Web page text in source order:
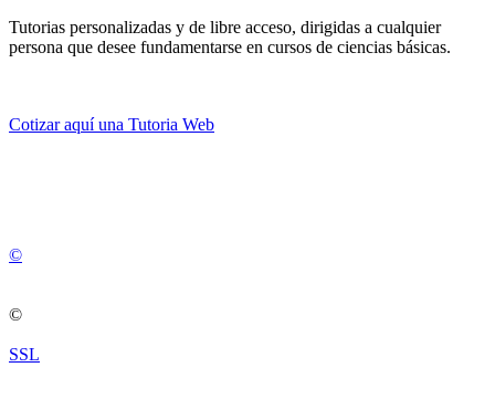
Tutorias personalizadas y de libre acceso, dirigidas a cualquier
persona que desee fundamentarse en cursos de ciencias básicas.
Cotizar aquí una Tutoria Web
©
©
SSL